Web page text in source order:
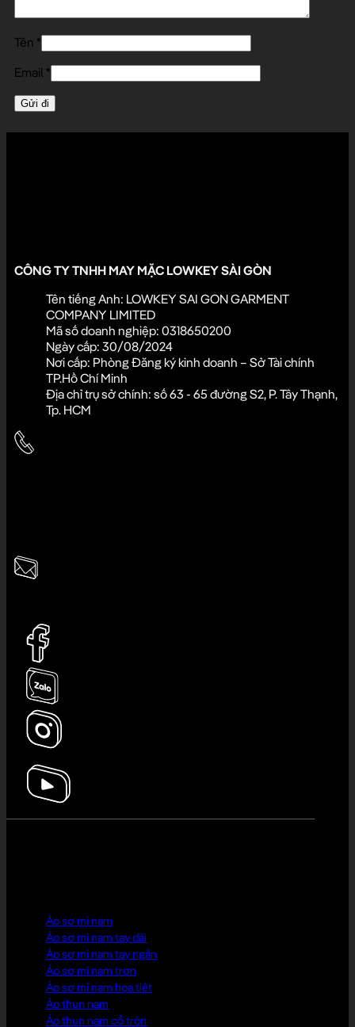
Tên *
Email *
CÔNG TY TNHH MAY MẶC LOWKEY SÀI GÒN
Tên tiếng Anh: LOWKEY SAI GON GARMENT
COMPANY LIMITED
Mã số doanh nghiệp: 0318650200
Ngày cấp: 30/08/2024
Nơi cấp: Phòng Đăng ký kinh doanh – Sở Tài chính
TP.Hồ Chí Minh
Địa chỉ trụ sở chính: số 63 - 65 đường S2, P. Tây Thạnh,
Tp. HCM
Áo sơ mi nam
Áo sơ mi nam tay dài
Áo sơ mi nam tay ngắn
Áo sơ mi nam trơn
Áo sơ mi nam họa tiết
Áo thun nam
Áo thun nam cổ tròn